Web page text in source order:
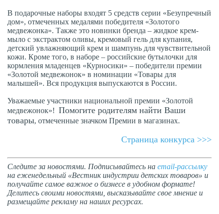
В подарочные наборы входят 5 средств серии «Безупречный
дом», отмеченных медалями победителя «Золотого
медвежонка». Также это новинки бренда – жидкое крем-
мыло с экстрактом оливы, кремовый гель для купания,
детский увлажняющий крем и шампунь для чувствительной
кожи. Кроме того, в наборе – российские бутылочки для
кормления младенцев «Курносики» – победители премии
«Золотой медвежонок» в номинации «Товары для
малышей». Вся продукция выпускаются в России.
Уважаемые участники национальной премии «Золотой
медвежонок»! Помогите родителям найти Ваши
товары, отмеченные значком Премии в магазинах.
Страница конкурса >>>
Следите за новостями. Подписывайтесь на email-рассылку
на еженедельный «Вестник индустрии детских товаров» и
получайте самое важное о бизнесе в удобном формате!
Делитесь своими новостями, высказывайте свое мнение и
размещайте рекламу на наших ресурсах.